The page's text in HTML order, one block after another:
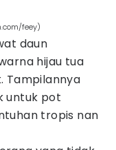
feey)
daun
hijau tua
Tampilannya
untuk pot
tropis nan